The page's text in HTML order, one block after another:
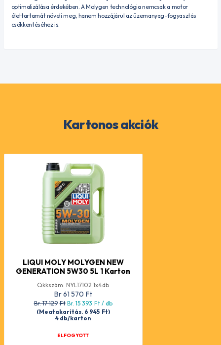
optimalizálása érdekében. A Molygen technológia nemcsak a motor
élettartamát növeli meg, hanem hozzájárul az üzemanyag-fogyasztás
csökkentéséhez is.
Kartonos akciók
LIQUI MOLY MOLYGEN NEW
GENERATION 5W30 5L 1 Karton
Cikkszám: NYL17102 1x4db
Br 61 570 Ft
Br. 17 129 Ft Br. 15 393 Ft/ db
(Megtakarítás. 6 945 Ft)
4 db/karton
ELFOGYOTT